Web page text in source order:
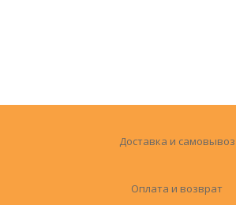
Доставка и самовывоз
Оплата и возврат